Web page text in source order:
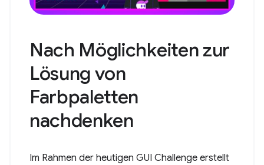
Nach Möglichkeiten zur
Lösung von
Farbpaletten
nachdenken
Im Rahmen der heutigen GUI Challenge erstellt